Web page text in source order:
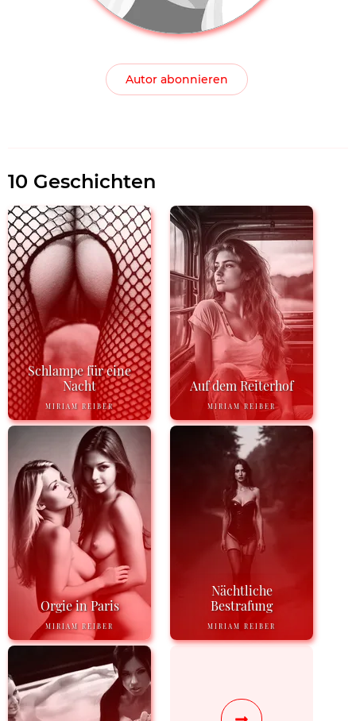
Autor abonnieren
10 Geschichten
Schlampe für eine
Nacht
MIRIAM REIBER
Auf dem Reiterhof
MIRIAM REIBER
Orgie in Paris
MIRIAM REIBER
Nächtliche
Bestrafung
MIRIAM REIBER